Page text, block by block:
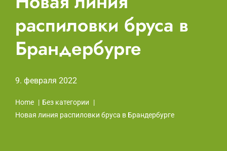
распиловки бруса в
Брандербурге
9. февраля 2022
Home
Без категории
Новая линия распиловки бруса в Брандербурге